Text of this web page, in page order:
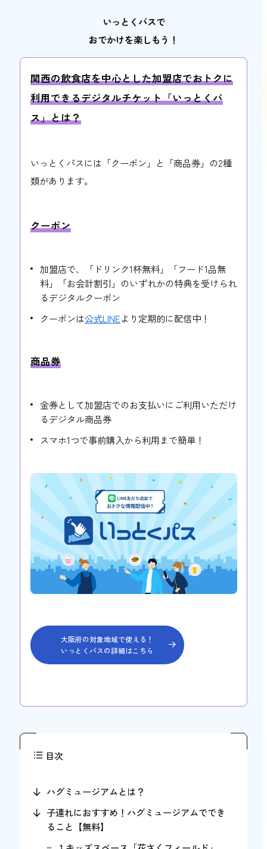
いっとくパスで
おでかけを楽しもう！
関西の飲食店を中心とした加盟店でおトクに
利用できるデジタルチケット「いっとくパ
ス」とは？
いっとくパスには「クーポン」と「商品券」の2種
類があります。
クーポン
加盟店で、「ドリンク1杯無料」「フード1品無
料」「お会計割引」のいずれかの特典を受けられ
るデジタルクーポン
クーポンは公式LINEより定期的に配信中！
商品券
金券として加盟店でのお支払いにご利用いただけ
るデジタル商品券
スマホ1つで事前購入から利用まで簡単！
大阪府の対象地域で使える！
いっとくパスの詳細はこちら
目次
ハグミュージアムとは？
子連れにおすすめ！ハグミュージアムででき
ること【無料】